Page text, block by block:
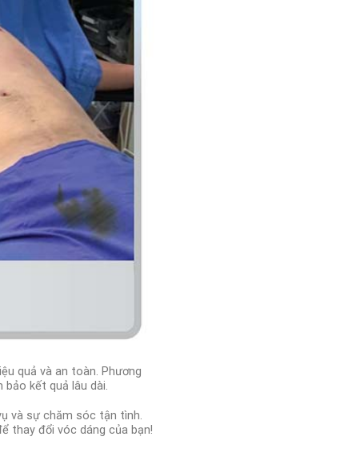
quả và an toàn. Phương
kết quả lâu dài.
và sự chăm sóc tận tình.
thay đổi vóc dáng của bạn!